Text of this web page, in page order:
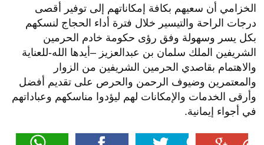
الخزامي أن سعيهم بكافة إمكاناتهم إلى توفير أقصى
درجات الراحة والتيسير خلال فترة أداء الحجاج لنسكهم
بكل يسر وسهولة وفق رؤى حكومة خادم الحرمين
الشريفين الملك سلمان بن عبدالعزيز –أيدها الله-للعناية
والاهتمام بقاصدي الحرمين الشريفين من الزوار
والمعتمرين وضيوف الرحمن والحرص على تقديم أفضل
وأرقى الخدمات والإمكانات لهم ليؤدوا مناسكهم وعباداتهم
في أجواء إيمانية.